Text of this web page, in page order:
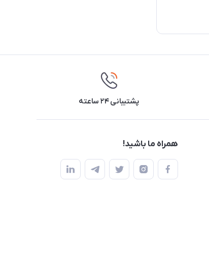
پشتیبانی ۲۴ ساعته
همراه ما باشید!